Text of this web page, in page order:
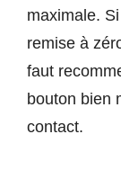
maximale.
remise à
faut
bouton bien
contact.